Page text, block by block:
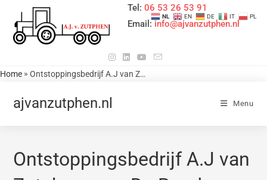
Tel: 06 53 26 53 91
Email:info@ajvanzutphen.nl
Home » Ontstoppingsbedrijf A.J van Zutphen voor De Ronde venen. Voor alle afvoeren en verstoppingen in en om de woning of Appartement. Ook Flexibele huisaansluiting. Zie menu voor meer informatie. Wij komen uit Kockengen. Provincie Utrecht. Tel nr 0653265391 / 0346242479 Reistijd is werktijd. Voor meer informatie kijk in het hoofdmenu op deze website.
ajvanzutphen.nl Menu
Ontstoppingsbedrijf A.J van
NL EN DE IT PL